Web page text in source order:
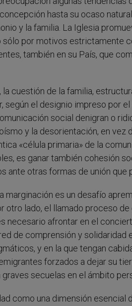
hasta su ocaso
y la familia. La Iglesia
sólo por motivos estrictamente
también en su País, que
cuestión de la familia,
según el designio impreso por
social denigran o
y la desorientación, en vez
«célula primaria» de la
es ganar también cohesión
ante otras formas de unión que
marginación es un desafío
lado, el llamado proceso
necesario afrontar en el
de comprensión y
y en la que tengan
forzados a dejar su
secuelas en el ámbito
como una dimensión esencial